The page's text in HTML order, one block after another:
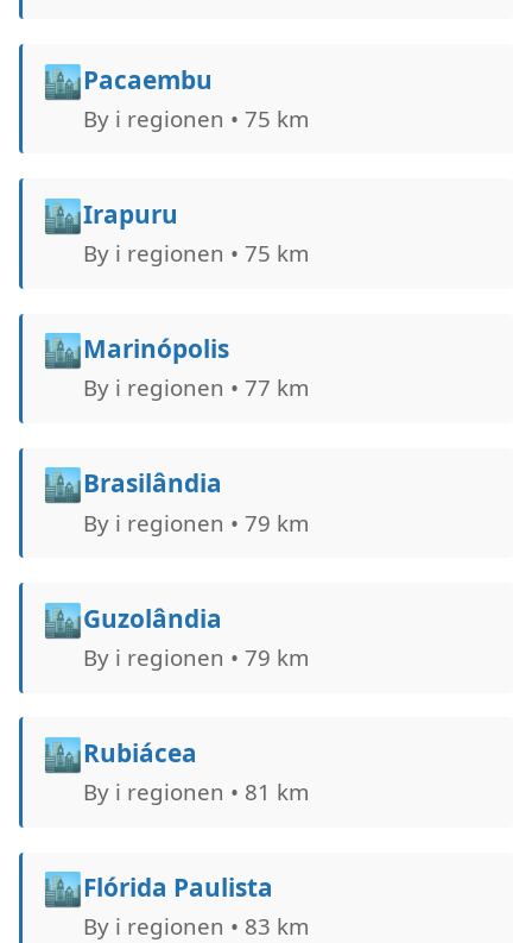
🏙️Pacaembu
By i regionen • 75 km
🏙️Irapuru
By i regionen • 75 km
🏙️Marinópolis
By i regionen • 77 km
🏙️Brasilândia
By i regionen • 79 km
🏙️Guzolândia
By i regionen • 79 km
🏙️Rubiácea
By i regionen • 81 km
🏙️Flórida Paulista
By i regionen • 83 km